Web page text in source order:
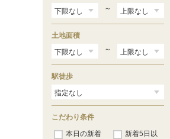
～
土地面積
～
駅徒歩
こだわり条件
本日の新着
新着5日以